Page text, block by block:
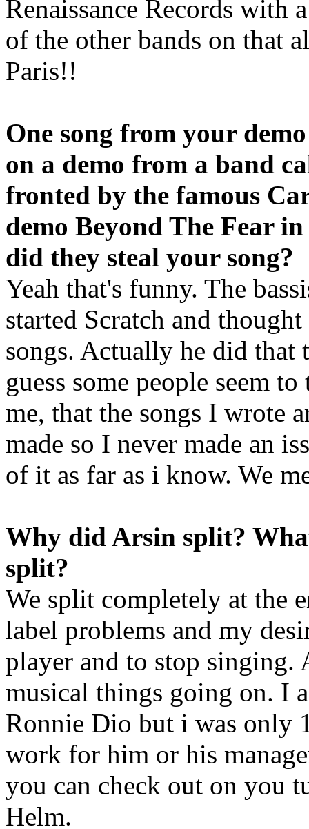
Renaissance Records with
of the other bands on that
Paris!!
One song from your
on a demo from a band
fronted by the famous
demo Beyond The Fear
did they steal your song?
Yeah that's funny. The
started Scratch and
songs. Actually he did
guess some people seem
me, that the songs I wrote
made so I never made an
of it as far as i know. We
Why did Arsin split?
split?
We split completely at the
label problems and my
player and to stop
musical things going on. I
Ronnie Dio but i was only
work for him or his
you can check out on you
Helm.